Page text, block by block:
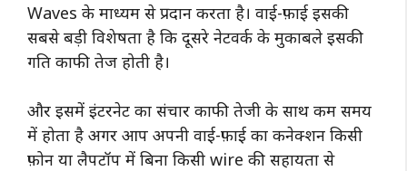
Waves के माध्यम से प्रदान करता है। वाई-फ़ाई इसकी
सबसे बड़ी विशेषता है कि दूसरे नेटवर्क के मुकाबले इसकी
गति काफी तेज होती है।
और इसमें इंटरनेट का संचार काफी तेजी के साथ कम समय
में होता है अगर आप अपनी वाई-फ़ाई का कनेक्शन किसी
फ़ोन या लैपटॉप में बिना किसी wire की सहायता से